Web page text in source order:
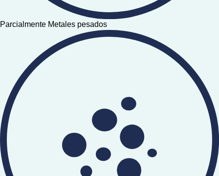
Parcialmente Metales pesados